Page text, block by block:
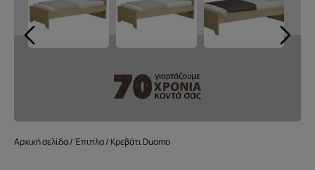
Αρχική σελίδα/Έπιπλα/ Κρεβάτι Duomo